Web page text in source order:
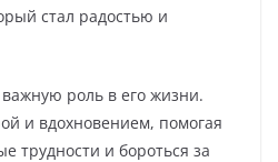
стал радостью и
роль в его жизни.
и вдохновением, помогая
трудности и бороться за